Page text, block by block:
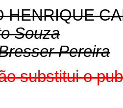
HENRIQUE
Souza
Pereira
substitui o